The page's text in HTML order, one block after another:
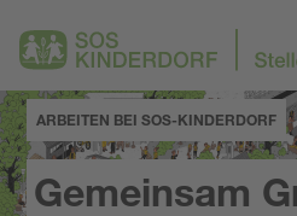
ARBEITEN BEI SOS-KINDERDORF
Gemeinsam